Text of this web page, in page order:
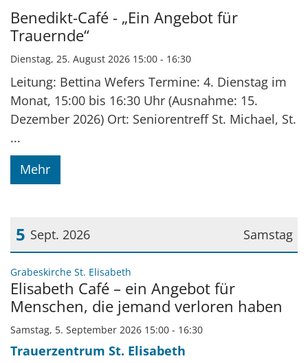
Datum: 25. August 2026
Benedikt-Café - „Ein Angebot für
Trauernde“
Dienstag, 25. August 2026 15:00 - 16:30
Leitung: Bettina Wefers Termine: 4. Dienstag im
Monat, 15:00 bis 16:30 Uhr (Ausnahme: 15.
Dezember 2026) Ort: Seniorentreff St. Michael, St.
...
Mehr
Samstag
5 Sept. 2026
Datum: 5. September 2026
Grabeskirche St. Elisabeth
Elisabeth Café – ein Angebot für
Menschen, die jemand verloren haben
Samstag, 5. September 2026 15:00 - 16:30
Trauerzentrum St. Elisabeth